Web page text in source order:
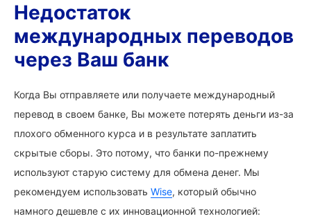
Недостаток
международных переводов
через Ваш банк
Когда Вы отправляете или получаете международный
перевод в своем банке, Вы можете потерять деньги из-за
плохого обменного курса и в результате заплатить
скрытые сборы. Это потому, что банки по-прежнему
используют старую систему для обмена денег. Мы
рекомендуем использовать Wise, который обычно
намного дешевле с их инновационной технологией: